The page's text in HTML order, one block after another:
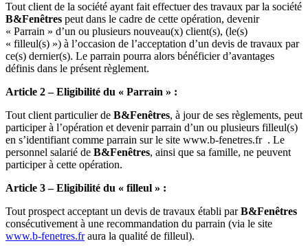
Tout client de la société ayant fait effectuer des travaux par la société
B&Fenêtres peut dans le cadre de cette opération, devenir
« Parrain » d’un ou plusieurs nouveau(x) client(s), (le(s)
« filleul(s) ») à l’occasion de l’acceptation d’un devis de travaux par
ce(s) dernier(s). Le parrain pourra alors bénéficier d’avantages
définis dans le présent règlement.
Article 2 – Eligibilité du « Parrain » :
Tout client particulier de B&Fenêtres, à jour de ses règlements, peut
participer à l’opération et devenir parrain d’un ou plusieurs filleul(s)
en s’identifiant comme parrain sur le site www.b-fenetres.fr . Le
personnel salarié de B&Fenêtres, ainsi que sa famille, ne peuvent
participer à cette opération.
Article 3 – Eligibilité du « filleul » :
Tout prospect acceptant un devis de travaux établi parB&Fenêtres
consécutivement à une recommandation du parrain (via le site
www.b-fenetres.fraura la qualité de filleul).